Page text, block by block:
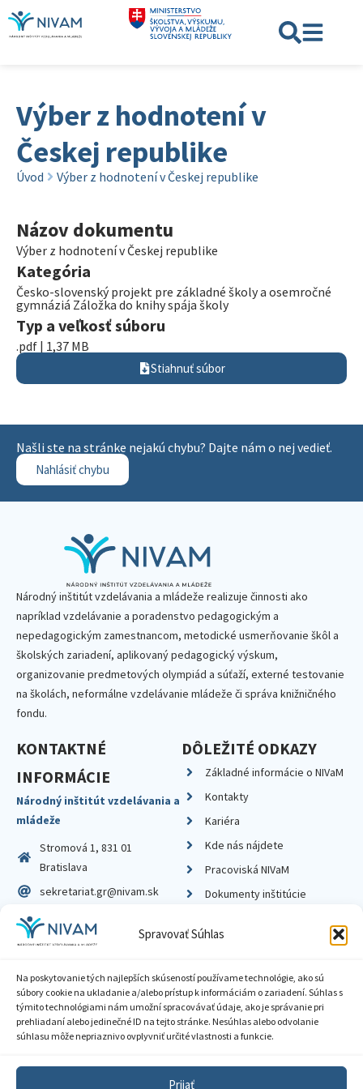
Spravovať Súhlas
Na poskytovanie tých najlepších skúseností používame technológie, ako sú
súbory cookie na ukladanie a/alebo prístup k informáciám o zariadení. Súhlas s
týmito technológiami nám umožní spracovávať údaje, ako je správanie pri
prehliadaní alebo jedinečné ID na tejto stránke. Nesúhlas alebo odvolanie
súhlasu môže nepriaznivo ovplyvniť určité vlastnosti a funkcie.
Prijať
Výber z hodnotení v
Českej republike
Úvod Výber z hodnotení v Českej republike
Názov dokumentu
Výber z hodnotení v Českej republike
Kategória
Česko-slovenský projekt pre základné školy a osemročné
gymnáziá Záložka do knihy spája školy
Typ a veľkosť súboru
.pdf | 1,37 MB
Stiahnuť súbor
Našli ste na stránke nejakú chybu? Dajte nám o nej vedieť.
Nahlásiť chybu
Národný inštitút vzdelávania a mládeže realizuje činnosti ako
napríklad vzdelávanie a poradenstvo pedagogickým a
nepedagogickým zamestnancom, metodické usmerňovanie škôl a
školských zariadení, aplikovaný pedagogický výskum,
organizovanie predmetových olympiád a súťaží, externé testovanie
na školách, neformálne vzdelávanie mládeže či správa knižničného
fondu.
KONTAKTNÉ
INFORMÁCIE
Národný inštitút vzdelávania a
mládeže
Stromová 1, 831 01
Bratislava
sekretariat.gr@nivam.sk
IČO: 00164348
DIČ: 2020798714
DÔLEŽITÉ ODKAZY
Základné informácie o NIVaM
Kontakty
Kariéra
Kde nás nájdete
Pracoviská NIVaM
Dokumenty inštitúcie
Zásady ochrany súkromia